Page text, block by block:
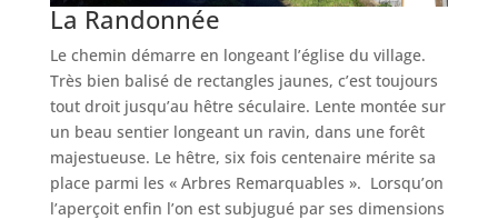
La Randonnée
Le chemin démarre en longeant l’église du village.
Très bien balisé de rectangles jaunes, c’est toujours
tout droit jusqu’au hêtre séculaire. Lente montée sur
un beau sentier longeant un ravin, dans une forêt
majestueuse. Le hêtre, six fois centenaire mérite sa
place parmi les « Arbres Remarquables ». Lorsqu’on
l’aperçoit enfin l’on est subjugué par ses dimensions